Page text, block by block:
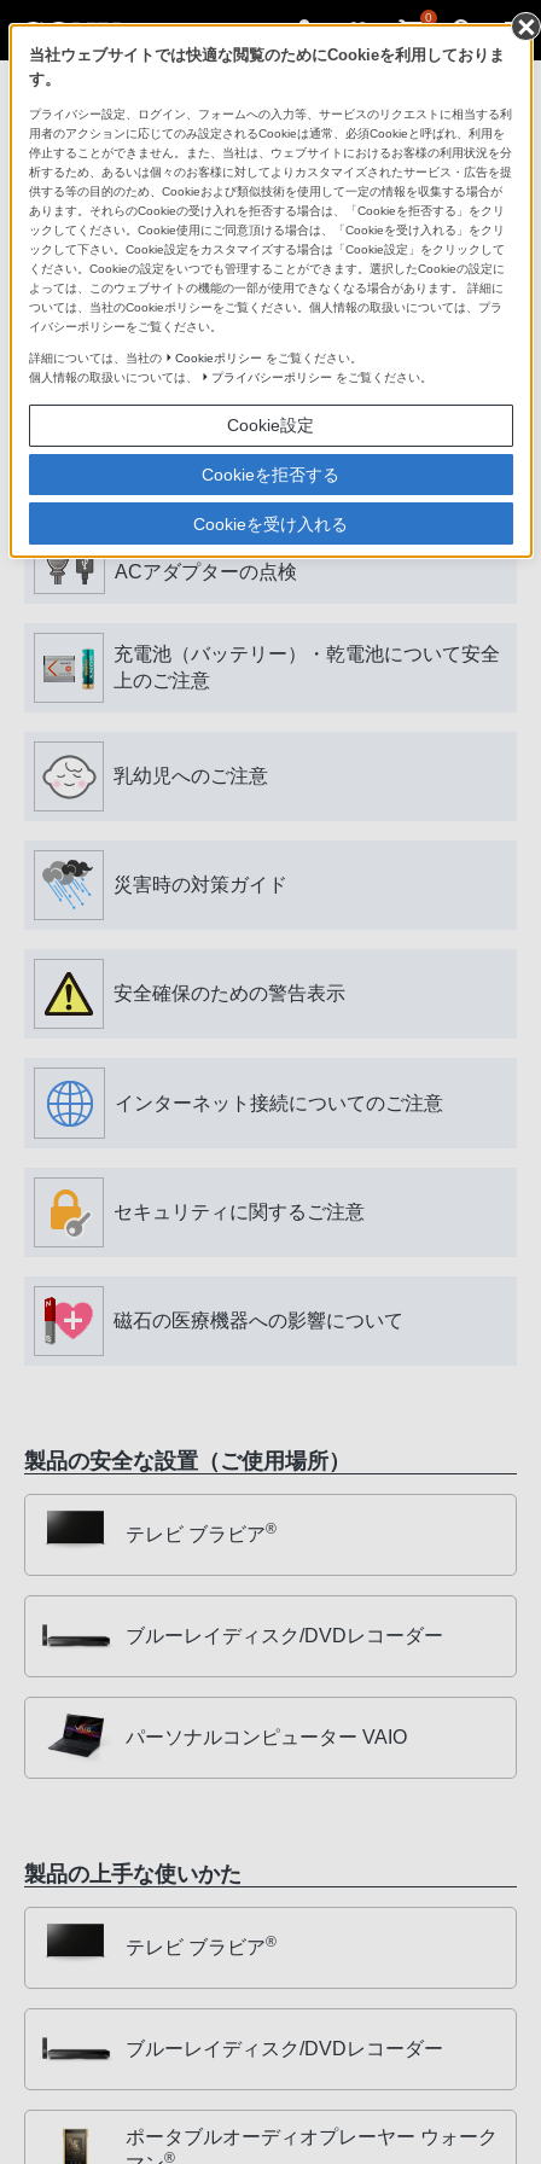
0
製品を安全に、安心してご使用いただ
くために
日常の清掃・点検が大切です。安全のため取扱説明書を
よく読みましょう。
製品に関する重要なお知らせ
安全で上手な使いかた
愛情点検のおすすめ
電源プラグ・コード、USB端子・ケーブル、
ACアダプターの点検
充電池（バッテリー）・乾電池について安全
上のご注意
乳幼児へのご注意
災害時の対策ガイド
安全確保のための警告表示
インターネット接続についてのご注意
セキュリティに関するご注意
磁石の医療機器への影響について
製品の安全な設置（ご使用場所）
テレビ ブラビア®
ブルーレイディスク/DVDレコーダー
パーソナルコンピューター VAIO
製品の上手な使いかた
テレビ ブラビア®
ブルーレイディスク/DVDレコーダー
ポータブルオーディオプレーヤー ウォーク
®
当社ウェブサイトでは快適な閲覧のためにCookieを利用しておりま
す。
プライバシー設定、ログイン、フォームへの入力等、サービスのリクエストに相当する利
用者のアクションに応じてのみ設定されるCookieは通常、必須Cookieと呼ばれ、利用を
停止することができません。また、当社は、ウェブサイトにおけるお客様の利用状況を分
析するため、あるいは個々のお客様に対してよりカスタマイズされたサービス・広告を提
供する等の目的のため、Cookieおよび類似技術を使用して一定の情報を収集する場合が
あります。それらのCookieの受け入れを拒否する場合は、「Cookieを拒否する」をクリ
ックしてください。Cookie使用にご同意頂ける場合は、「Cookieを受け入れる」をクリ
ックして下さい。Cookie設定をカスタマイズする場合は「Cookie設定」をクリックして
ください。Cookieの設定をいつでも管理することができます。選択したCookieの設定に
よっては、このウェブサイトの機能の一部が使用できなくなる場合があります。 詳細に
ついては、当社のCookieポリシーをご覧ください。個人情報の取扱いについては、プラ
イバシーポリシーをご覧ください。
詳細については、当社の Cookieポリシー をご覧ください。
個人情報の取扱いについては、
プライバシーポリシー をご覧ください。
Cookie設定
Cookieを拒否する
Cookieを受け入れる